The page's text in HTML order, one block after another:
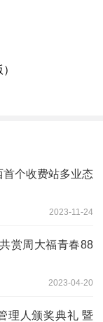
个收费站多业态
2023-11-24
赏周大福青春88
2023-04-20
理人颁奖典礼 暨